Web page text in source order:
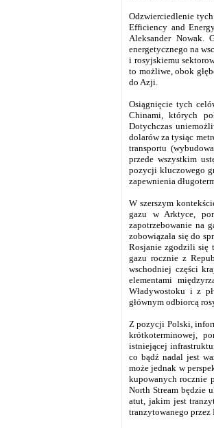
Odzwierciedlenie
Efficiency and
Aleksander Nowak.
energetycznego na
i rosyjskiemu
to możliwe, obok
do Azji.
Osiągnięcie tych
Chinami, których
Dotychczas
dolarów za tysiąc
transportu
przede wszystkim
pozycji kluczowego
zapewnienia
W szerszym
gazu w Arktyce,
zapotrzebowanie na
zobowiązała się do
Rosjanie zgodzili się
gazu rocznie z
wschodniej części
elementami
Władywostoku i z
głównym odbiorcą
Z pozycji Polski,
krótkoterminowej,
istniejącej
co bądź nadal jest
może jednak w
kupowanych rocznie
North Stream będzie
atut, jakim jest
tranzytowanego przez